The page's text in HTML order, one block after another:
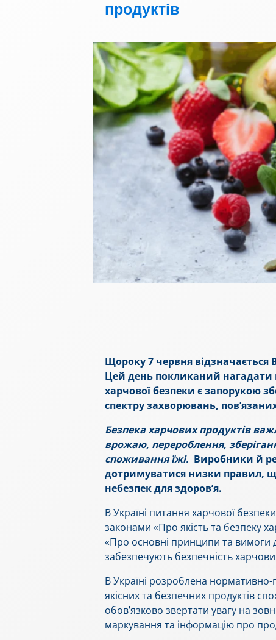
продуктів
Щороку 7 червня відзначається
Цей день покликаний нагадати
харчової безпеки є запорукою
спектру захворювань,
Безпека харчових продуктів
врожаю, перероблення,
споживання їжі. Виробники й
дотримуватися низки правил,
небезпек для здоров’я.
В Україні питання харчової
законами «Про якість та безпеку
«Про основні принципи та вимоги
забезпечують безпечність
В Україні розроблена
якісних та безпечних продуктів
обов’язково звертати увагу на
маркування та інформацію про